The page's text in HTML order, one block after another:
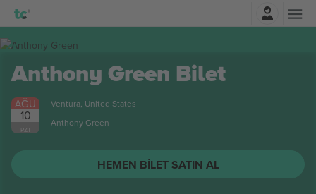
Mon LaferteBilet
AĞU
PZT
Orlando, United States
Mon Laferte
HEMEN BILET SATIN AL